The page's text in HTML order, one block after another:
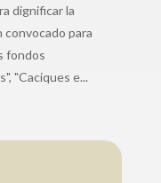
dignificar la
convocado para
fondos
"Caciques e...